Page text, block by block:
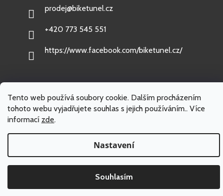
Tento web používá soubory cookie. Dalším procházením
tohoto webu vyjadřujete souhlas s jejich používáním.. Více
informací zde.
Nastavení
Souhlasím
prodej@biketunel.cz
+420 773 545 551
https://www.facebook.com/biketunel.cz/
Vytvořil Shoptet
Copyright 2026BikeTunel.cz. Všechna práva vyhrazena.